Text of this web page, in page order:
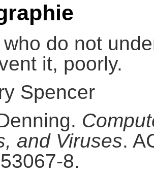
do not
it, poorly.
Spencer
.
and Viruses.
8.